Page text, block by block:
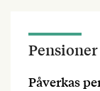
Pensioner
Påverkas